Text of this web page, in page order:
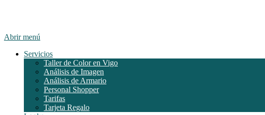
Abrir menú
Servicios
Taller de Color en Vigo
Análisis de Imagen
Análisis de Armario
Personal Shopper
Tarifas
Tarjeta Regalo